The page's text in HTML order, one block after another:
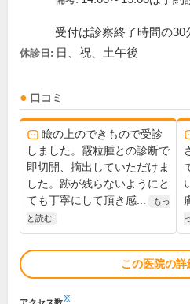
受付は診察終了時間の30
休診日: 日、祝、土午後
口コミ
瞼の上のできもので受診
しました。霰粒腫との診断で
即切開、摘出していただけま
した。跡が残らないようにと
ても丁寧にして頂き感...
もっ
と読む
この医院の詳
※